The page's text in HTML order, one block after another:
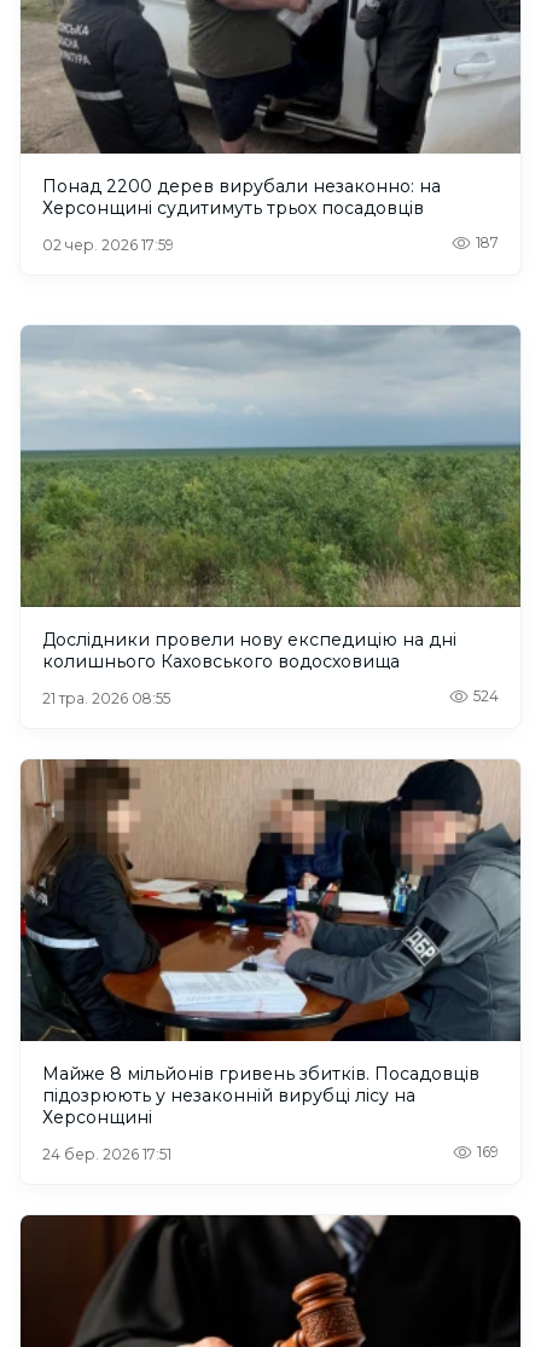
Понад 2200 дерев вирубали незаконно: на
Херсонщині судитимуть трьох посадовців
02 чер. 2026 17:59 187
Дослідники провели нову експедицію на дні
колишнього Каховського водосховища
21 тра. 2026 08:55 524
Майже 8 мільйонів гривень збитків. Посадовців
підозрюють у незаконній вирубці лісу на
Херсонщині
24 бер. 2026 17:51 169